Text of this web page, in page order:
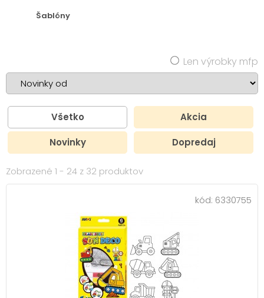
Šablóny
Len výrobky mfp
Všetko Akcia
Novinky Dopredaj
Zobrazené 1 - 24 z 32 produktov
kód: 6330755